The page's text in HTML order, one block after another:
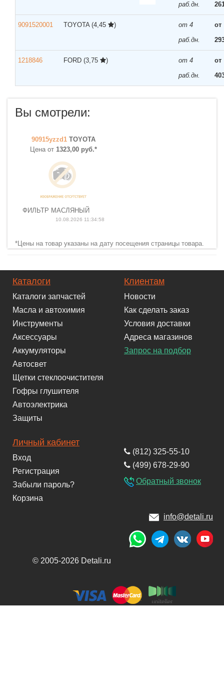
раб.дн.
9091520001 TOYOTA (4,45 )
от 4
раб.дн.
от
1218846 FORD (3,75 )
от 4
раб.дн.
от
Вы смотрели:
90915yzzd1 TOYOTA
Цена от 1323,00 руб.*
ФИЛЬТР МАСЛЯНЫЙ
10.08.2026 11:34:58
*Цены на товар указаны на дату посещения страницы товара.
Каталоги
Каталоги запчастей
Масла и автохимия
Инструменты
Аксессуары
Аккумуляторы
Автосвет
Щетки стеклоочистителя
Гофры глушителя
Автоэлектрика
Защиты
Клиентам
Новости
Как сделать заказ
Условия доставки
Адреса магазинов
Запрос на подбор
Личный кабинет
Вход
Регистрация
Забыли пароль?
Корзина
(812) 325-55-10
(499) 678-29-90
Обратный звонок
info@detali.ru
© 2005-2026 Detali.ru